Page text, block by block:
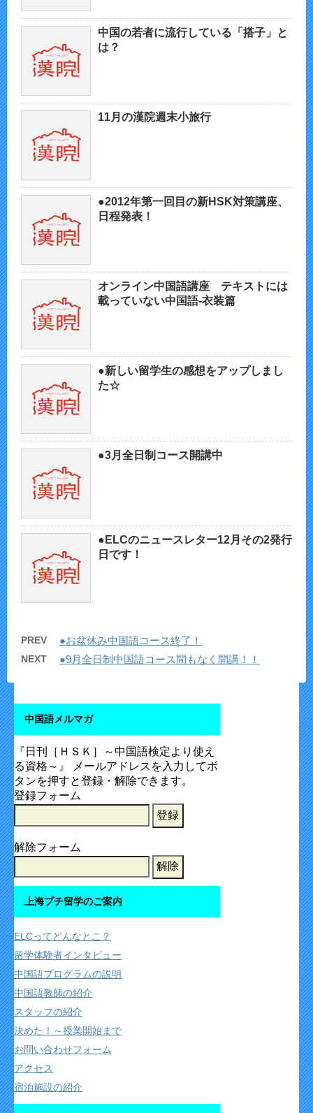
中国の若者に流行している「搭子」と
は？
11月の漢院週末小旅行
●2012年第一回目の新HSK対策講座、
日程発表！
オンライン中国語講座 テキストには
載っていない中国語-衣装篇
●新しい留学生の感想をアップしまし
た☆
●3月全日制コース開講中
●ELCのニュースレター12月その2発行
日です！
PREV ●お盆休み中国語コース終了！
NEXT ●9月全日制中国語コース間もなく開講！！
中国語メルマガ
『日刊［ＨＳＫ］～中国語検定より使え
る資格～』 メールアドレスを入力してボ
タンを押すと登録・解除できます。
登録フォーム
解除フォーム
上海プチ留学のご案内
ELCってどんなとこ？
留学体験者インタビュー
中国語プログラムの説明
中国語教師の紹介
スタッフの紹介
決めた！～授業開始まで
お問い合わせフォーム
アクセス
宿泊施設の紹介